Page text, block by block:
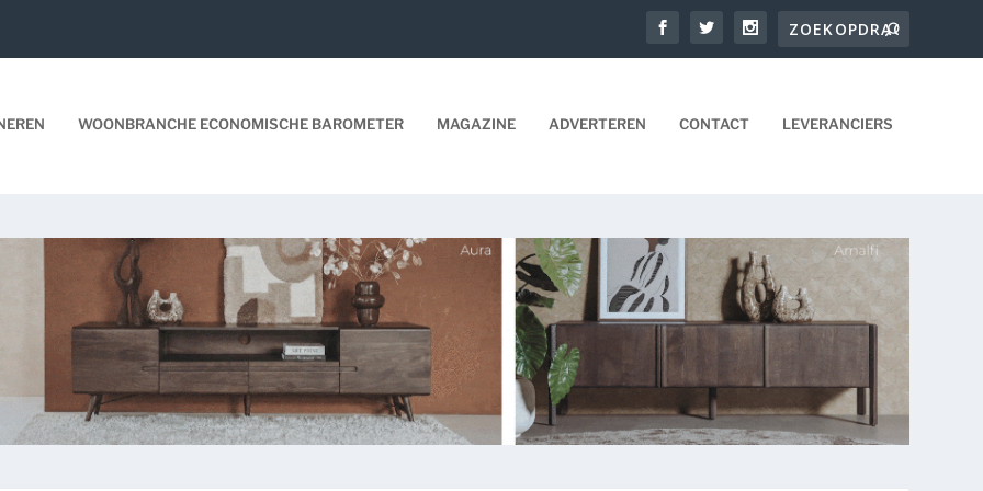
WOONBRANCHE ECONOMISCHE BAROMETER MAGAZINE ADVERTEREN CONTACT LEVERANCIERS